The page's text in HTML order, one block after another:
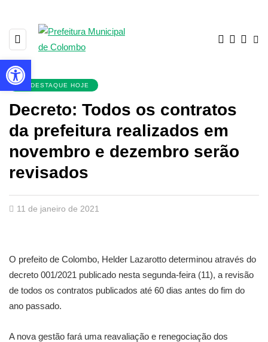
EM DESTAQUE HOJE
Decreto: Todos os contratos
da prefeitura realizados em
novembro e dezembro serão
revisados
11 de janeiro de 2021
O prefeito de Colombo, Helder Lazarotto determinou através do
decreto 001/2021 publicado nesta segunda-feira (11), a revisão
de todos os contratos publicados até 60 dias antes do fim do
ano passado.
A nova gestão fará uma reavaliação e renegociação dos
Barra de Ferramentas Aberta